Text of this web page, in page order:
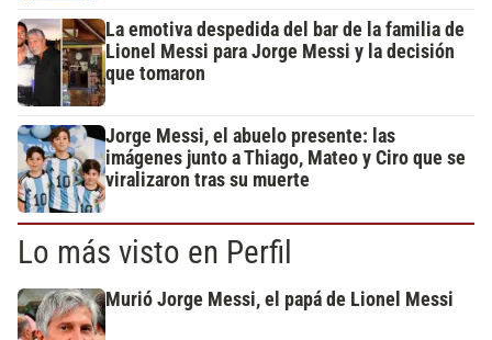
La emotiva despedida del bar de la familia de
Lionel Messi para Jorge Messi y la decisión
que tomaron
Jorge Messi, el abuelo presente: las
imágenes junto a Thiago, Mateo y Ciro que se
viralizaron tras su muerte
Lo más visto en Perfil
Murió Jorge Messi, el papá de Lionel Messi